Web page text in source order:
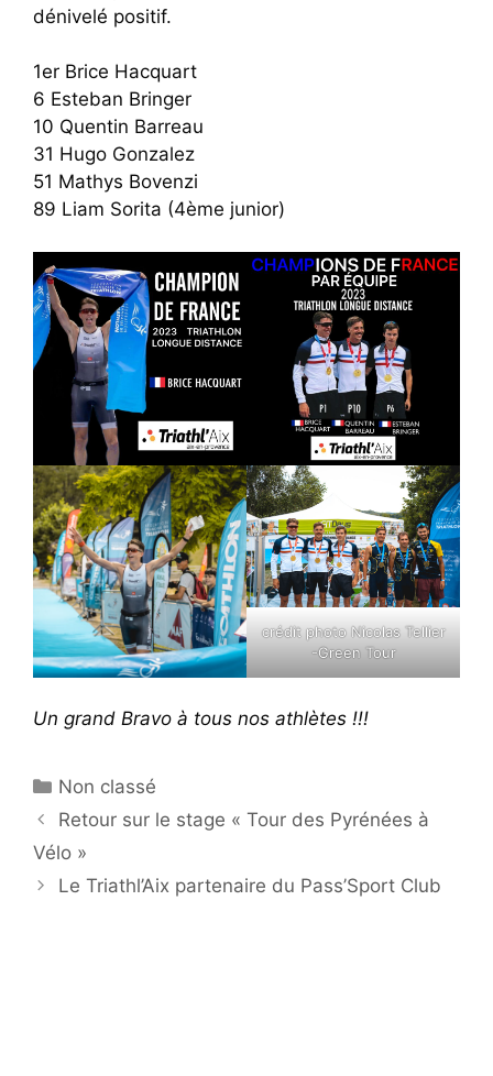
dénivelé positif.
1er Brice Hacquart
6 Esteban Bringer
10 Quentin Barreau
31 Hugo Gonzalez
51 Mathys Bovenzi
89 Liam Sorita (4ème junior)
crédit photo Nicolas Tellier
-Green Tour
Un grand Bravo à tous nos athlètes !!!
Catégories
Non classé
Retour sur le stage « Tour des Pyrénées à
Vélo »
Le Triathl’Aix partenaire du Pass’Sport Club